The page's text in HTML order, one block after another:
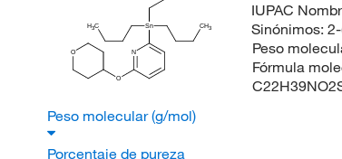
Sn
H3C CH3
N
O
O
IUPAC
Sinónimos:
Peso
Fórmula
Peso molecular (g/mol)
Porcentaje de pureza